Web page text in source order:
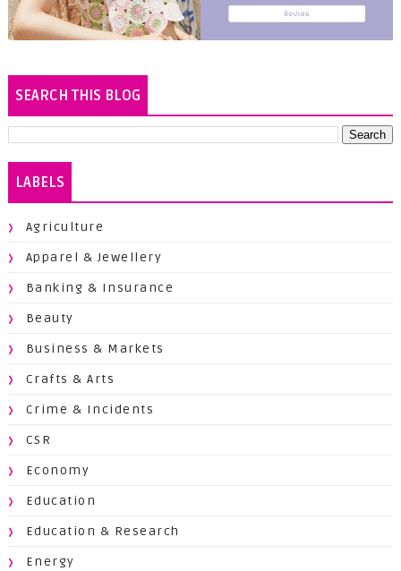
SEARCH THIS BLOG
LABELS
Agriculture
Apparel & Jewellery
Banking & Insurance
Beauty
Business & Markets
Crafts & Arts
Crime & Incidents
CSR
Economy
Education
Education & Research
Energy